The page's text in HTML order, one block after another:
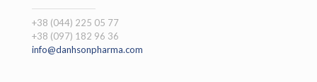
+38 (044) 225 05 77
+38 (097) 182 96 36
info@danhsonpharma.com